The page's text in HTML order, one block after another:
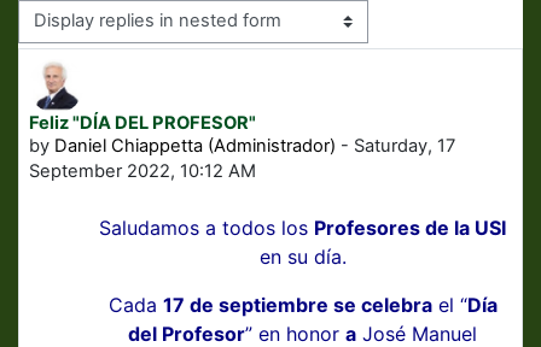
Display mode
Feliz "DÍA DEL PROFESOR"
by Daniel Chiappetta (Administrador) - Saturday, 17
September 2022, 10:12 AM
Number of replies: 0
Saludamos a todos los Profesores de la USI
en su día.
Cada 17 de septiembre se celebrael “Día
del Profesor” en honor a José Manuel